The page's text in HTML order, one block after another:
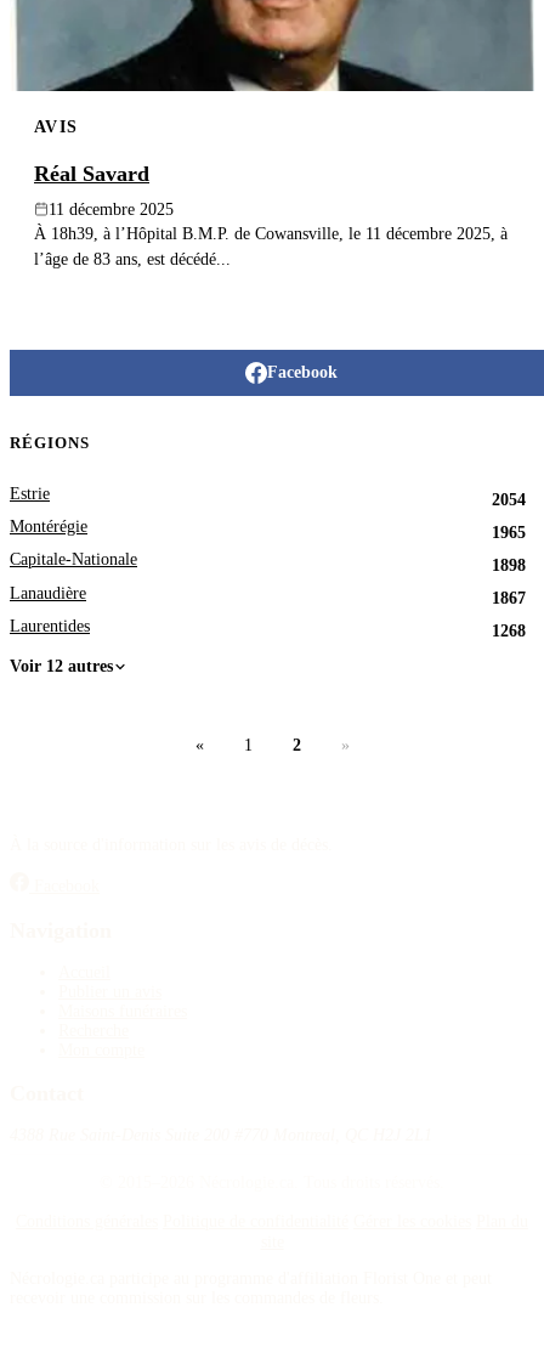
AVIS
Réal Savard
11 décembre 2025
À 18h39, à l’Hôpital B.M.P. de Cowansville, le 11 décembre 2025, à
l’âge de 83 ans, est décédé...
Facebook
RÉGIONS
Estrie
2054
Montérégie
1965
Capitale-Nationale
1898
Lanaudière
1867
Laurentides
1268
Voir 12 autres
« 1 2 »